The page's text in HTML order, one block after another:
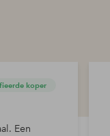
koper
Een